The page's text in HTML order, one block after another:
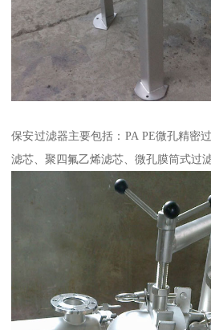
保安过滤器主要包括：PA PE微孔精密
滤芯、聚四氟乙烯滤芯、微孔膜筒式过滤